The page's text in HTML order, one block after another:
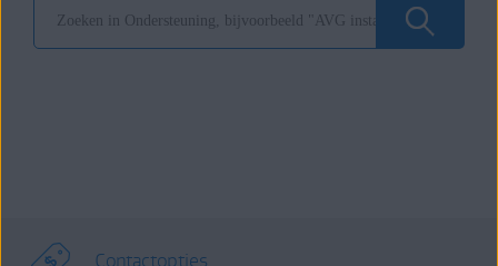
Contactopties